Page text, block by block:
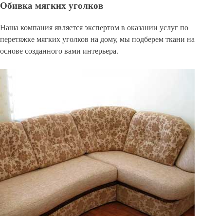
Обивка мягких уголков
Наша компания является экспертом в оказании услуг по
перетяжке мягких уголков на дому, мы подберем ткани на
основе созданного вами интерьера.